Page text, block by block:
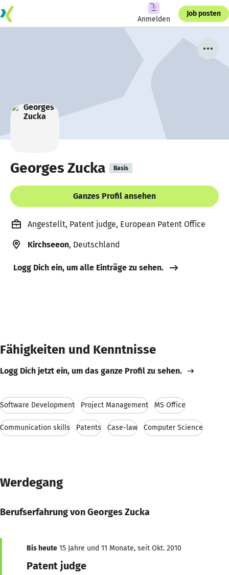
Anmelden
Job posten
Georges Zucka Basis
Ganzes Profil ansehen
Angestellt, Patent judge, European Patent Office
Kirchseeon, Deutschland
Logg Dich ein, um alle Einträge zu sehen.
Fähigkeiten und Kenntnisse
Logg Dich jetzt ein, um das ganze Profil zu sehen.
Software Development Project Management MS Office
Communication skills Patents Case-law Computer Science
Werdegang
Berufserfahrung von Georges Zucka
Bis heute 15 Jahre und 11 Monate, seit Okt. 2010
Patent judge